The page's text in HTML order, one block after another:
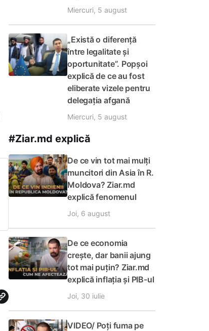
Miercuri, 5 august
„Există o diferență
între legalitate și
oportunitate”. Popșoi
explică de ce au fost
eliberate vizele pentru
delegația afgană
Miercuri, 5 august
#Ziar.md explică
De ce vin tot mai mulți
muncitori din Asia în R.
Moldova? Ziar.md
explică fenomenul
Joi, 6 august
De ce economia
crește, dar banii ajung
tot mai puțin? Ziar.md
explică inflația și PIB-ul
Joi, 30 iulie
VIDEO/ Poți fuma pe